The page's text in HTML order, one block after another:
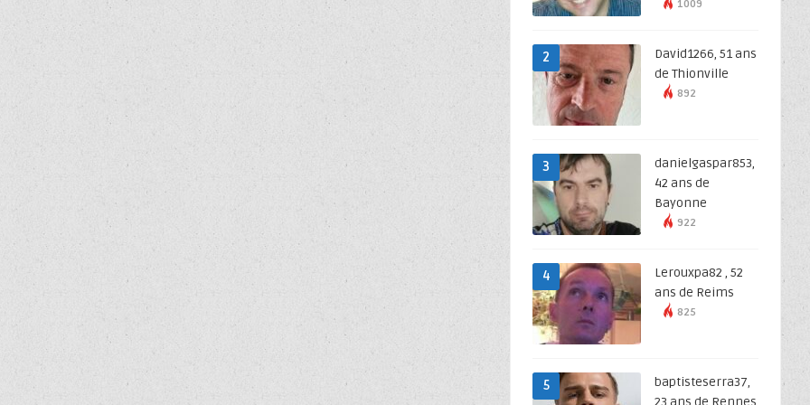
1009
2
David1266, 51 ans
de Thionville
892
3
danielgaspar853,
42 ans de
Bayonne
922
4
Lerouxpa82 , 52
ans de Reims
825
5
baptisteserra37,
23 ans de Rennes